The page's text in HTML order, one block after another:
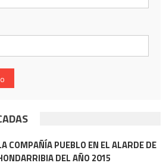
COMPAÑÍA PUEBLO EN EL ALARDE DE
DEL AÑO 2015